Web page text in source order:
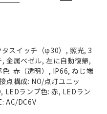
タスイッチ（φ30）, 照光, 3
, 金属ベゼル, 左に自動復帰,
色: 赤（透明）, IP66, ねじ端
点構成: NO/点灯ユニッ
LEDランプ色: 赤, LEDラン
: AC/DC6V